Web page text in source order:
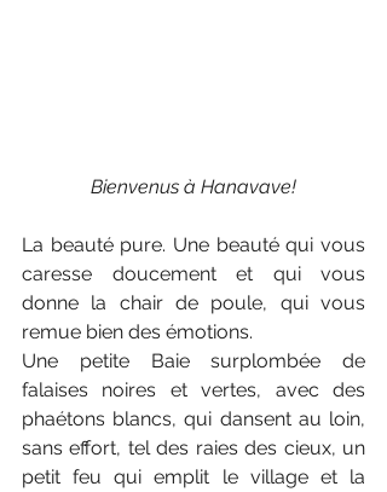
Bienvenus à Hanavave!
La beauté pure. Une beauté qui vous
caresse doucement et qui vous
donne la chair de poule, qui vous
remue bien des émotions.
Une petite Baie surplombée de
falaises noires et vertes, avec des
phaétons blancs, qui dansent au loin,
sans effort, tel des raies des cieux, un
petit feu qui emplit le village et la